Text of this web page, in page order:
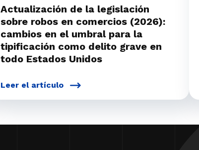
Actualización de la legislación
sobre robos en comercios (2026):
cambios en el umbral para la
tipificación como delito grave en
todo Estados Unidos
Leer el artículo